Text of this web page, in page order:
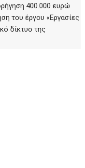
400.000 ευρώ
του έργου «Εργασίες
δίκτυο της